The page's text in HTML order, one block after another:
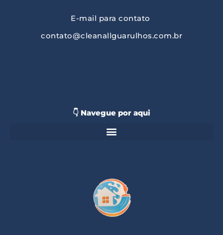
👇 Navegue por aqui
E-mail para contato
contato@cleanallguarulhos.com.br